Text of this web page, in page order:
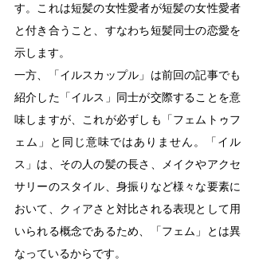
す。これは短髪の女性愛者が短髪の女性愛者
と付き合うこと、すなわち短髪同士の恋愛を
示します。
一方、「イルスカップル」は前回の記事でも
紹介した「イルス」同士が交際することを意
味しますが、これが必ずしも「フェムトゥフ
ェム」と同じ意味ではありません。「イル
ス」は、その人の髪の長さ、メイクやアクセ
サリーのスタイル、身振りなど様々な要素に
おいて、クィアさと対比される表現として用
いられる概念であるため、「フェム」とは異
なっているからです。